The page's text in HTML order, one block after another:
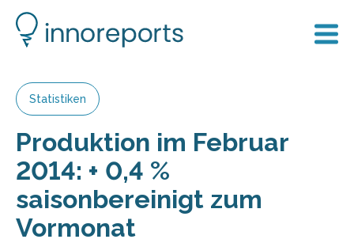
Statistiken
Produktion im Februar
2014: + 0,4 %
saisonbereinigt zum
Vormonat